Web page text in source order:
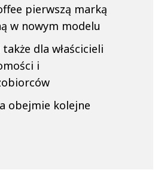
pierwszą marką
w nowym modelu
dla właścicieli
i
obejmie kolejne